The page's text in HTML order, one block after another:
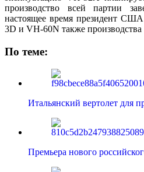
производство всей партии
настоящее время президент
3D и VH-60N также производства
По теме:
Итальянский вертолет для
Премьера нового